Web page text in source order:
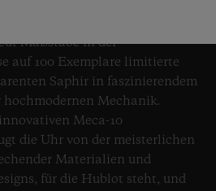
Maßstäbe in der
auf 100 Exemplare limitierte
Saphir in faszinierendem
Mechanik.
Meca-10
die Uhr von der meisterlichen
Materialien und
für die Hublot steht, und